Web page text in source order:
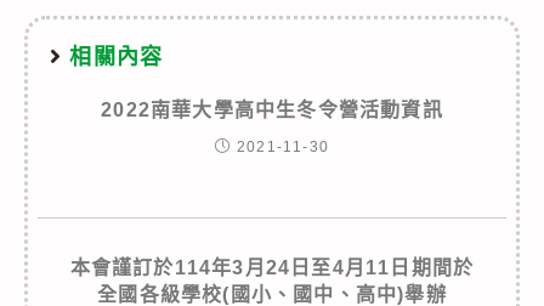
相關內容
2022南華大學高中生冬令營活動資訊
2021-11-30
本會謹訂於114年3月24日至4月11日期間於
全國各級學校(國小、國中、高中)舉辦